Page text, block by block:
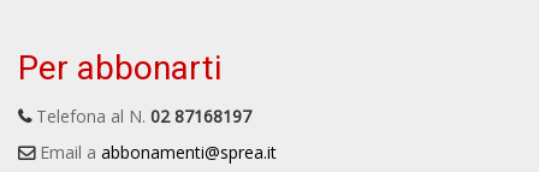
Per abbonarti
Telefona al N. 02 87168197
Email a abbonamenti@sprea.it